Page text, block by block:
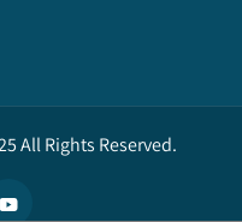
All Rights Reserved.